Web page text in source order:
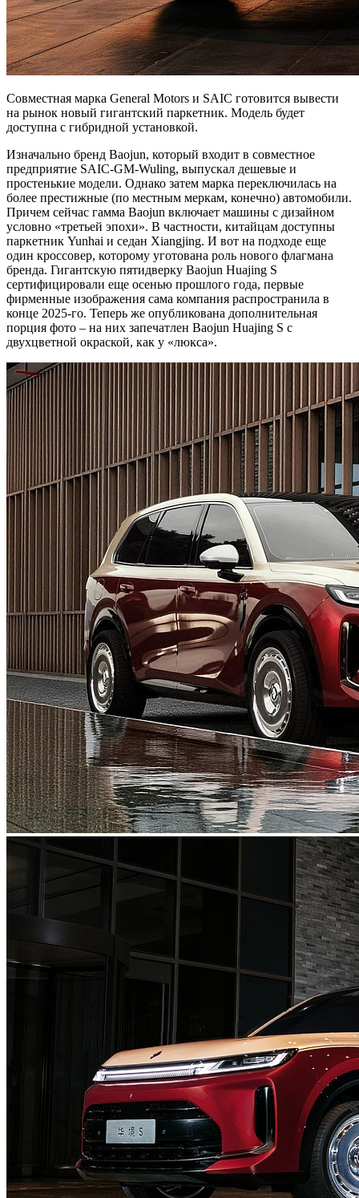
Совместная марка General Motors и SAIC готовится вывести
на рынок новый гигантский паркетник. Модель будет
доступна с гибридной установкой.
Изначально бренд Baojun, который входит в совместное
предприятие SAIC-GM-Wuling, выпускал дешевые и
простенькие модели. Однако затем марка переключилась на
более престижные (по местным меркам, конечно) автомобили.
Причем сейчас гамма Baojun включает машины с дизайном
условно «третьей эпохи». В частности, китайцам доступны
паркетник Yunhai и седан Xiangjing. И вот на подходе еще
один кроссовер, которому уготована роль нового флагмана
бренда. Гигантскую пятидверку Baojun Huajing S
сертифицировали еще осенью прошлого года, первые
фирменные изображения сама компания распространила в
конце 2025-го. Теперь же опубликована дополнительная
порция фото – на них запечатлен Baojun Huajing S с
двухцветной окраской, как у «люкса».